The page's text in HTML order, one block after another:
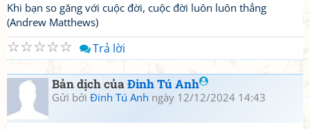
Khi bạn so găng với cuộc đời, cuộc đời luôn luôn thắng
(Andrew Matthews)
☆
☆
☆
☆
☆ Trả lời
Bản dịch củaĐinh Tú Anh
Gửi bởi Đinh Tú Anh ngày 12/12/2024 14:43